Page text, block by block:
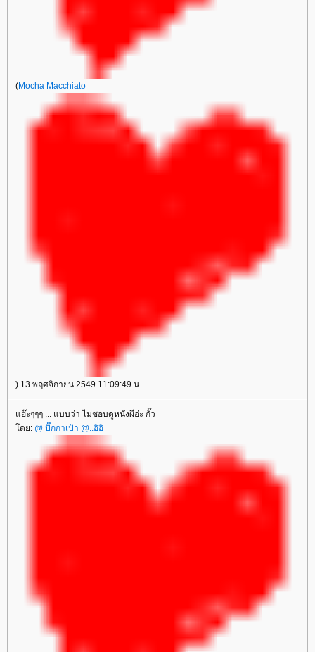
(Mocha Macchiato
) 13 พฤศจิกายน 2549 11:09:49 น.
ฮ๊ะๆๆๆ ... แบบว่า ไม่ชอบดูหนังผีอ่ะ กั๊ว
ดย: @ ปั๊กกาเป้า @..อิอิ